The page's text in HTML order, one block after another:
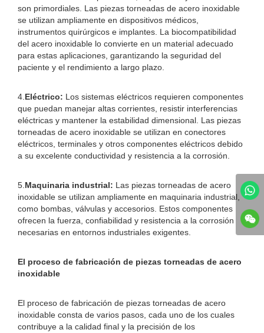
son primordiales. Las piezas torneadas de acero inoxidable
se utilizan ampliamente en dispositivos médicos,
instrumentos quirúrgicos e implantes. La biocompatibilidad
del acero inoxidable lo convierte en un material adecuado
para estas aplicaciones, garantizando la seguridad del
paciente y el rendimiento a largo plazo.
4. Eléctrico: Los sistemas eléctricos requieren componentes
que puedan manejar altas corrientes, resistir interferencias
eléctricas y mantener la estabilidad dimensional. Las piezas
torneadas de acero inoxidable se utilizan en conectores
eléctricos, terminales y otros componentes eléctricos debido
a su excelente conductividad y resistencia a la corrosión.
5. Maquinaria industrial: Las piezas torneadas de acero
inoxidable se utilizan ampliamente en maquinaria industrial,
como bombas, válvulas y accesorios. Estos componentes
ofrecen la fuerza, confiabilidad y resistencia a la corrosión
necesarias en entornos industriales exigentes.
El proceso de fabricación de piezas torneadas de acero
inoxidable
El proceso de fabricación de piezas torneadas de acero
inoxidable consta de varios pasos, cada uno de los cuales
contribuye a la calidad final y la precisión de los